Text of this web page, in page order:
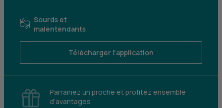
Sourds et
malentendants
Télécharger l'application
Parrainez un proche et profitez ensemble
d’avantages